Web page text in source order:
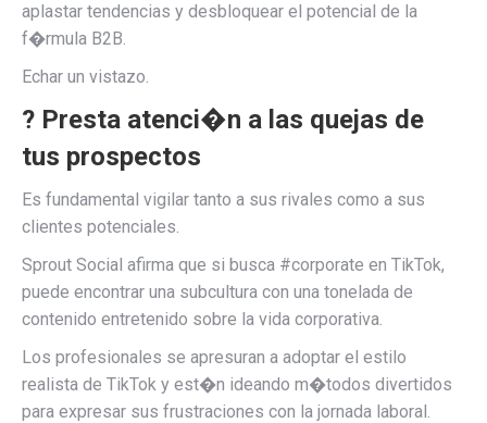
aplastar tendencias y desbloquear el potencial de la
f�rmula B2B.
Echar un vistazo.
? Presta atenci�n a las quejas de
tus prospectos
Es fundamental vigilar tanto a sus rivales como a sus
clientes potenciales.
Sprout Social afirma que si busca #corporate en TikTok,
puede encontrar una subcultura con una tonelada de
contenido entretenido sobre la vida corporativa.
Los profesionales se apresuran a adoptar el estilo
realista de TikTok y est�n ideando m�todos divertidos
para expresar sus frustraciones con la jornada laboral.